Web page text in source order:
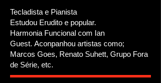
Tecladista e Pianista
Estudou Erudito e popular.
Harmonia Funcional com Ian
Guest. Aconpanhou artistas como;
Marcos Goes, Renato Suhett, Grupo Fora
de Série, etc.